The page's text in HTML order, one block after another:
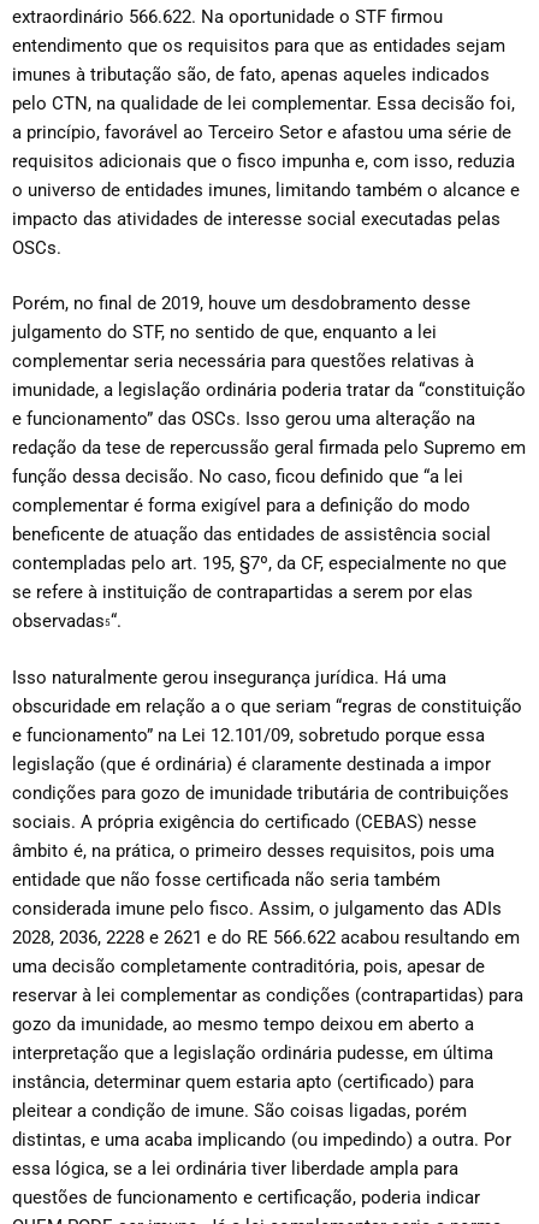
extraordinário 566.622. Na oportunidade o STF firmou
entendimento que os requisitos para que as entidades sejam
imunes à tributação são, de fato, apenas aqueles indicados
pelo CTN, na qualidade de lei complementar. Essa decisão foi,
a princípio, favorável ao Terceiro Setor e afastou uma série de
requisitos adicionais que o fisco impunha e, com isso, reduzia
o universo de entidades imunes, limitando também o alcance e
impacto das atividades de interesse social executadas pelas
OSCs.
Porém, no final de 2019, houve um desdobramento desse
julgamento do STF, no sentido de que, enquanto a lei
complementar seria necessária para questões relativas à
imunidade, a legislação ordinária poderia tratar da “constituição
e funcionamento” das OSCs. Isso gerou uma alteração na
redação da tese de repercussão geral firmada pelo Supremo em
função dessa decisão. No caso, ficou definido que “a lei
complementar é forma exigível para a definição do modo
beneficente de atuação das entidades de assistência social
contempladas pelo art. 195, §7º, da CF, especialmente no que
se refere à instituição de contrapartidas a serem por elas
observadas5“.
Isso naturalmente gerou insegurança jurídica. Há uma
obscuridade em relação a o que seriam “regras de constituição
e funcionamento” na Lei 12.101/09, sobretudo porque essa
legislação (que é ordinária) é claramente destinada a impor
condições para gozo de imunidade tributária de contribuições
sociais. A própria exigência do certificado (CEBAS) nesse
âmbito é, na prática, o primeiro desses requisitos, pois uma
entidade que não fosse certificada não seria também
considerada imune pelo fisco. Assim, o julgamento das ADIs
2028, 2036, 2228 e 2621 e do RE 566.622 acabou resultando em
uma decisão completamente contraditória, pois, apesar de
reservar à lei complementar as condições (contrapartidas) para
gozo da imunidade, ao mesmo tempo deixou em aberto a
interpretação que a legislação ordinária pudesse, em última
instância, determinar quem estaria apto (certificado) para
pleitear a condição de imune. São coisas ligadas, porém
distintas, e uma acaba implicando (ou impedindo) a outra. Por
essa lógica, se a lei ordinária tiver liberdade ampla para
questões de funcionamento e certificação, poderia indicar